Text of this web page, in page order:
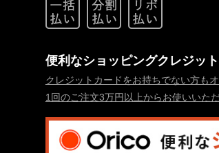
便利なショッピングクレジット
クレジットカードをお持ちでない方も
1回のご注文3万円以上からお使いいただ